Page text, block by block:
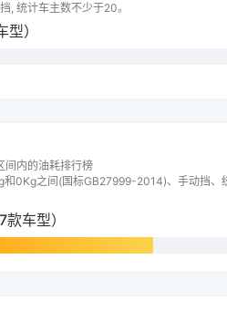
, 统计车主数不少于20。
）
间内的油耗排行榜
和0Kg之间(国标GB27999-2014)、手动挡、
车型）